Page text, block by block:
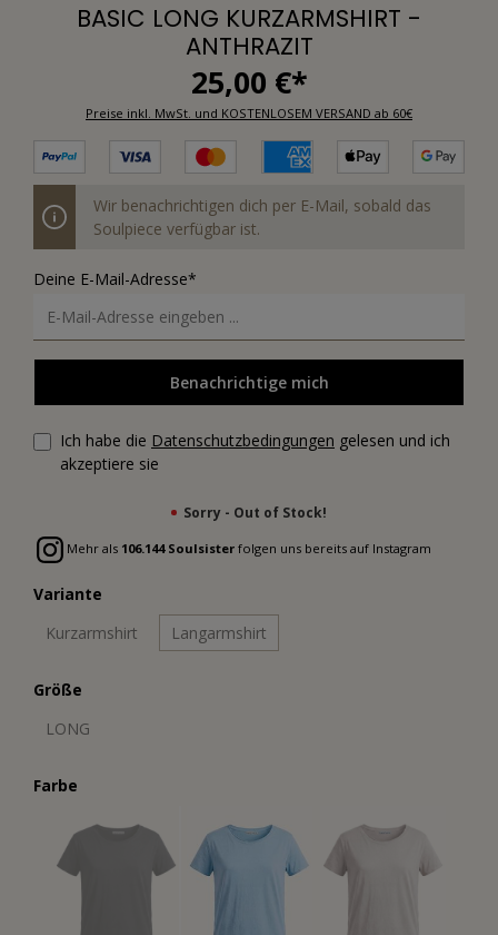
BASIC LONG KURZARMSHIRT -
ANTHRAZIT
25,00 €*
Preise inkl. MwSt. und KOSTENLOSEM VERSAND ab 60€
Wir benachrichtigen dich per E-Mail, sobald das
Soulpiece verfügbar ist.
Deine E-Mail-Adresse*
Benachrichtige mich
Ich habe die Datenschutzbedingungen gelesen und ich
akzeptiere sie
Sorry - Out of Stock!
Mehr als 106.144 Soulsisterfolgen uns bereits auf Instagram
Variante
Kurzarmshirt
Langarmshirt
Größe
LONG
Farbe